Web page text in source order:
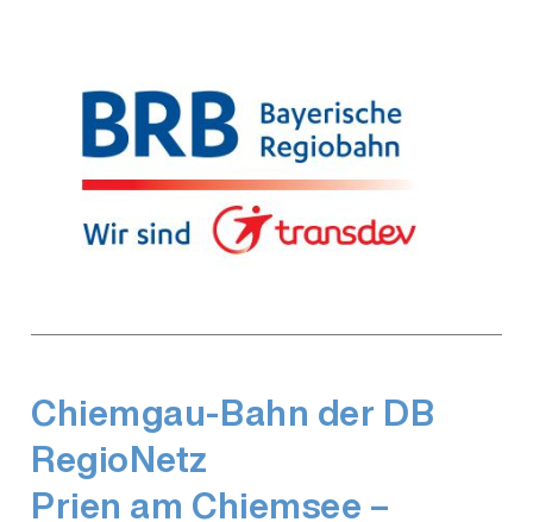
Chiemgau-Bahn der DB
RegioNetz
Prien am Chiemsee –